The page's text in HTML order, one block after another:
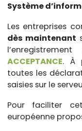
Système
Les entreprises
dès maintenant
l’enregistrement
ACCEPTANCE. À
toutes les
saisies sur le
Pour faciliter
européenne